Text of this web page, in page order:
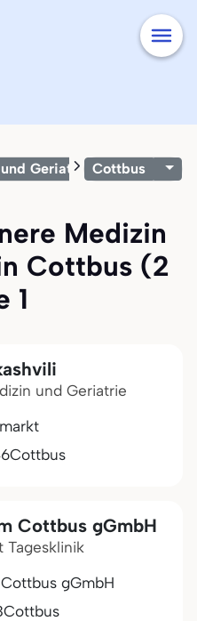
Geriatrie Cottbus
Medizin
Cottbus (2
1
und Geriatrie
Cottbus
Cottbus gGmbH
Tagesklinik
gGmbH
Cottbus